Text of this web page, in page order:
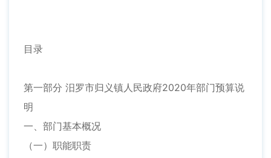
目录
第一部分 汨罗市归义镇人民政府2020年部门预算说
明
一、部门基本概况
（一）职能职责